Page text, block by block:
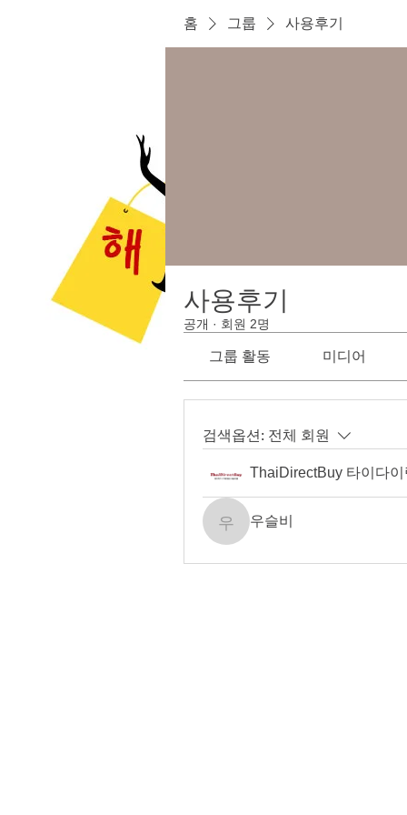
홈 그룹 사용후기
사용후기
공개 · 회원 2명
그룹 활동 미디어
검색옵션: 전체 회원
ThaiDirectBuy 타이다이
우슬비
우슬비